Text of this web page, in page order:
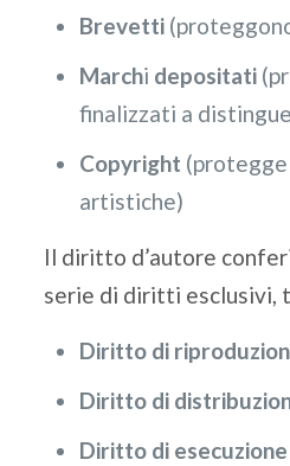
Brevetti
Marchi depositati
finalizzati a
Copyright
artistiche)
Il diritto d’autore
serie di diritti esclusivi,
Diritto di
Diritto di
Diritto di